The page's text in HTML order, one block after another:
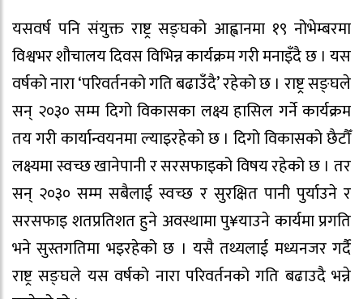
यसवर्ष पनि संयुक्त राष्ट्र सङ्घको आह्वानमा १९ नोभेम्बरमा
विश्वभर शौचालय दिवस विभिन्न कार्यक्रम गरी मनाइँदै छ । यस
वर्षको नारा ‘परिवर्तनको गति बढाउँदै’ रहेको छ । राष्ट्र सङ्घले
सन् २०३० सम्म दिगो विकासका लक्ष्य हासिल गर्ने कार्यक्रम
तय गरी कार्यान्वयनमा ल्याइरहेको छ । दिगो विकासको छैटौँ
लक्ष्यमा स्वच्छ खानेपानी र सरसफाइको विषय रहेको छ । तर
सन् २०३० सम्म सबैलाई स्वच्छ र सुरक्षित पानी पुर्याउने र
सरसफाइ शतप्रतिशत हुने अवस्थामा पु¥याउने कार्यमा प्रगति
भने सुस्तगतिमा भइरहेको छ । यसै तथ्यलाई मध्यनजर गर्दै
राष्ट्र सङ्घले यस वर्षको नारा परिवर्तनको गति बढाउदै भन्ने